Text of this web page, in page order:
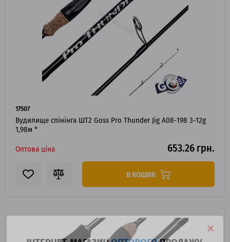
17507
Вудилище спінінга ШТ2 Goss Pro Thunder Jig A08-198 3-12g
1,98м *
Оптова ціна
653.26 грн.
В КОШИК
ІНТЕРНЕТ-МАГАЗИНОПТОВОГОПРОДАЖУ.